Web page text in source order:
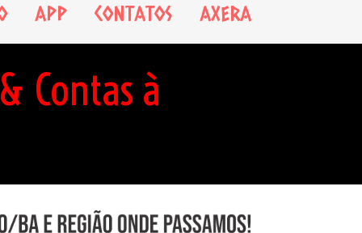
APP CONTATOS AXERA
Contas à